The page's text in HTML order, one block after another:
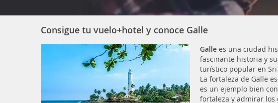
Consigue tu vuelo+hotel y conoce Galle
Galle es una ciudad
fascinante historia y
turístico popular en Sri
La fortaleza de Galle
es un ejemplo bien
fortaleza y admirar los